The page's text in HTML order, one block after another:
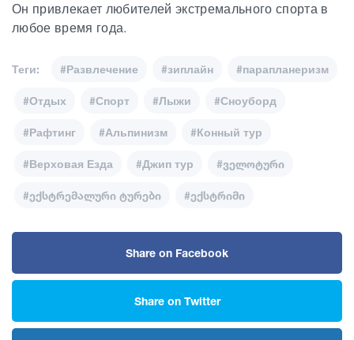
Он привлекает любителей экстремального спорта в
любое время года.
Теги: #Развлечение #зиплайн #парапланеризм
#Отдых #Спорт #Лыжи #Сноуборд
#Рафтинг #Альпинизм #Конный тур
#Верховая Езда #Джип тур #ველოტური
#ექსტრემალური ტურები #ექსტრიმი
Share on Facebook
Share on Twitter